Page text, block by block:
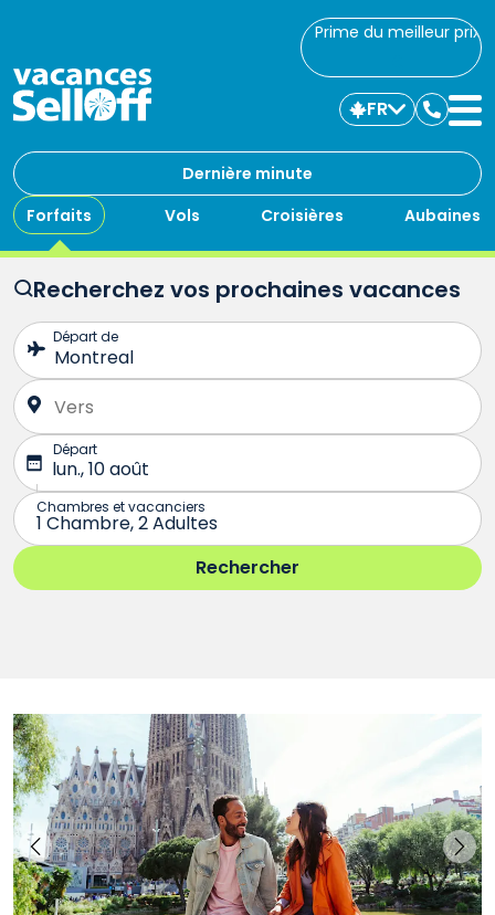
Prime du meilleur prix
Dernière minute
Forfaits
Vols Croisières Aubaines
FR
avec
Recherchez vos prochaines vacances